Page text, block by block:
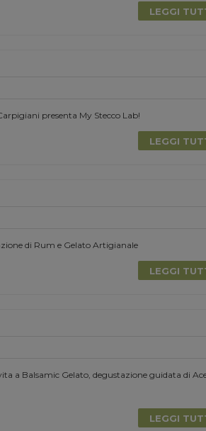
LEGGI
presenta My Stecco Lab!
LEGGI
di Rum e Gelato Artigianale
LEGGI
a Balsamic Gelato, degustazione guidata di
LEGGI